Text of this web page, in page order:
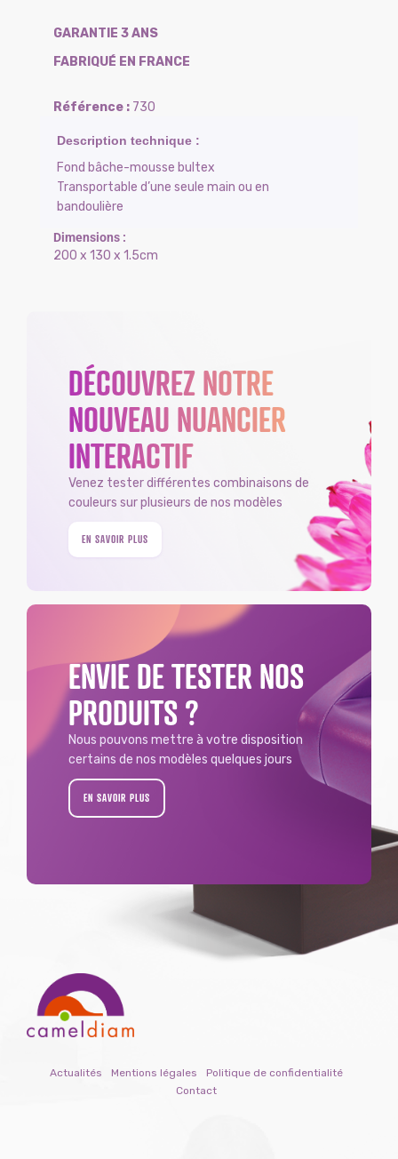
GARANTIE 3 ANS
FABRIQUÉ EN FRANCE
730
Fond bâche-mousse bultex
Transportable d’une seule main ou en
bandoulière
200 x 130 x 1.5cm
DÉCOUVREZ NOTRE
NOUVEAU NUANCIER
INTERACTIF
Venez tester différentes combinaisons de
couleurs sur plusieurs de nos modèles
EN SAVOIR PLUS
ENVIE DE TESTER NOS
PRODUITS ?
Nous pouvons mettre à votre disposition
certains de nos modèles quelques jours
EN SAVOIR PLUS
Actualités Mentions légales
Politique de confidentialité
Contact